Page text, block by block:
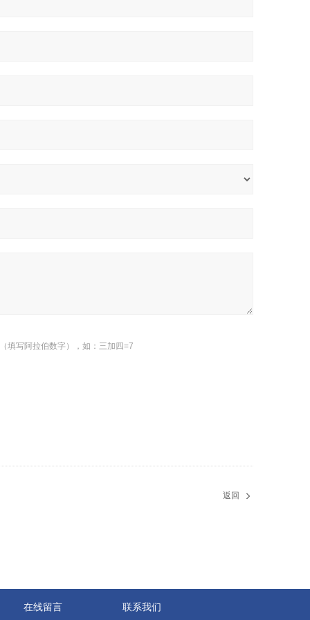
填写阿拉伯数字），如：三加四=7
返回
在线留言 联系我们